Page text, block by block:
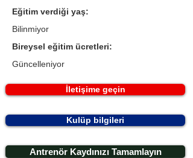
Eğitim verdiği yaş:
Bilinmiyor
Bireysel eğitim ücretleri:
Güncelleniyor
İletişime geçin
Kulüp bilgileri
Antrenör Kaydınızı Tamamlayın